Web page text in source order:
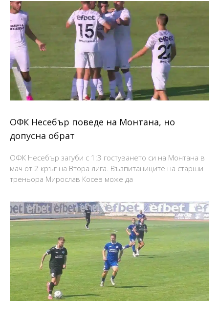
ОФК Несебър поведе на Монтана, но
допусна обрат
ОФК Несебър загуби с 1:3 гостуването си на Монтана в
мач от 2 кръг на Втора лига. Възпитаниците на старши
треньора Мирослав Косев може да